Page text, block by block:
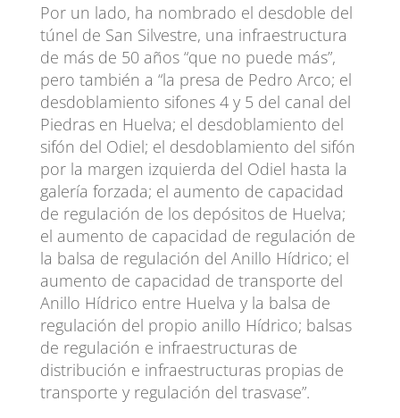
Por un lado, ha nombrado el desdoble del
túnel de San Silvestre, una infraestructura
de más de 50 años “que no puede más”,
pero también a “la presa de Pedro Arco; el
desdoblamiento sifones 4 y 5 del canal del
Piedras en Huelva; el desdoblamiento del
sifón del Odiel; el desdoblamiento del sifón
por la margen izquierda del Odiel hasta la
galería forzada; el aumento de capacidad
de regulación de los depósitos de Huelva;
el aumento de capacidad de regulación de
la balsa de regulación del Anillo Hídrico; el
aumento de capacidad de transporte del
Anillo Hídrico entre Huelva y la balsa de
regulación del propio anillo Hídrico; balsas
de regulación e infraestructuras de
distribución e infraestructuras propias de
transporte y regulación del trasvase”.